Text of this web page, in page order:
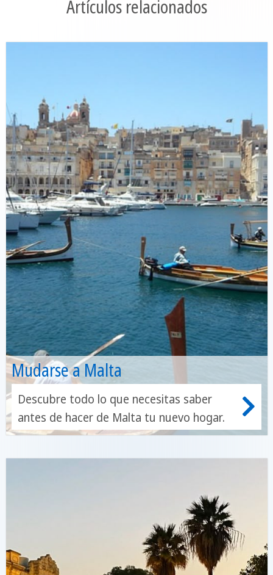
Artículos relacionados
Mudarse a Malta
Descubre todo lo que necesitas saber
antes de hacer de Malta tu nuevo hogar.